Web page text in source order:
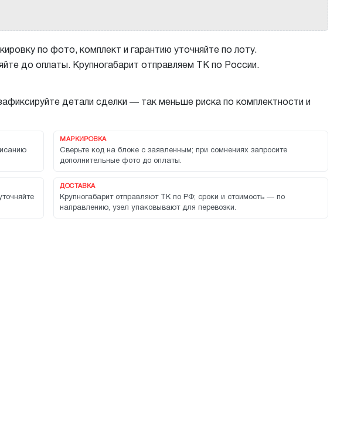
по фото, комплект и гарантию уточняйте по лоту.
до оплаты. Крупногабарит отправляем ТК по России.
детали сделки — так меньше риска по комплектности и
МАРКИРОВКА
Сверьте код на блоке с заявленным; при сомнениях запросите
дополнительные фото до оплаты.
ДОСТАВКА
Крупногабарит отправляют ТК по РФ; сроки и стоимость — по
направлению, узел упаковывают для перевозки.